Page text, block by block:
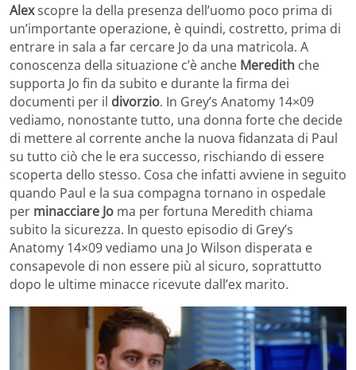
Alexscopre la della presenza dell’uomo poco prima di
un’importante operazione, è quindi, costretto, prima di
entrare in sala a far cercare Jo da una matricola. A
conoscenza della situazione c’è anche Meredith che
supporta Jo fin da subito e durante la firma dei
documenti per il divorzio. In Grey’s Anatomy 14×09
vediamo, nonostante tutto, una donna forte che decide
di mettere al corrente anche la nuova fidanzata di Paul
su tutto ciò che le era successo, rischiando di essere
scoperta dello stesso. Cosa che infatti avviene in seguito
quando Paul e la sua compagna tornano in ospedale
per minacciare Jo ma per fortuna Meredith chiama
subito la sicurezza. In questo episodio di Grey’s
Anatomy 14×09 vediamo una Jo Wilson disperata e
consapevole di non essere più al sicuro, soprattutto
dopo le ultime minacce ricevute dall’ex marito.